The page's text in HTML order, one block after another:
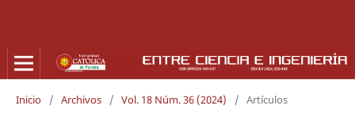
Inicio / Archivos / Vol. 18 Núm. 36 (2024) / Artículos